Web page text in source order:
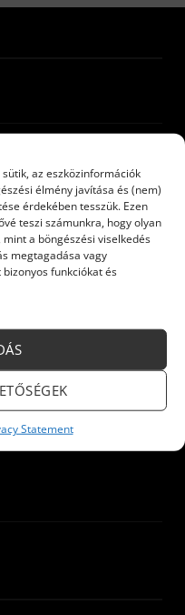
az eszközinformációk
élmény javítása és (nem)
érdekében tesszük. Ezen
teszi számunkra, hogy olyan
a böngészési viselkedés
megtagadása vagy
funkciókat és
Statement